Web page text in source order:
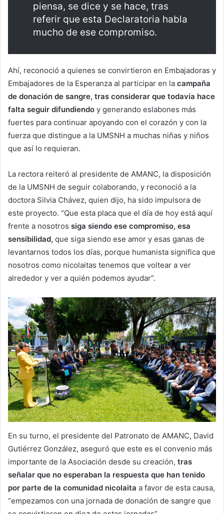
piensa, se dice y se hace, tras
referir que esta Declaratoria habla
mucho de ese compromiso.
Ahí, reconoció a quienes se convirtieron en Embajadoras y
Embajadores de la Esperanza al participar en la campaña
de donación de sangre, tras considerar que todavía hace
falta seguir difundiendo y generando eslabones más
fuertes para continuar apoyando con el corazón y con la
fuerza que distingue a la UMSNH a muchas niñas y niños
que así lo requieran.
La rectora reiteró al presidente de AMANC, la disposición
de la UMSNH de seguir colaborando, y reconoció a la
doctora Silvia Chávez, quien dijo, ha sido impulsora de
este proyecto. “Que esta placa que el día de hoy está aquí
frente a nosotros siga siendo ese compromiso, esa
sensibilidad, que siga siendo ese amor y esas ganas de
levantarnos todos los días, porque humanista significa que
nosotros como nicolaitas tenemos que voltear a ver
alrededor y ver a quién podemos ayudar”.
En su turno, el presidente del Patronato de AMANC, David
Gutiérrez González, aseguró que este es el convenio más
importante de la Asociación desde su creación, tras
señalar que no esperaban la respuesta que han tenido
por parte de la comunidad nicolaita a favor de esta causa,
“empezamos con una jornada de donación de sangre que